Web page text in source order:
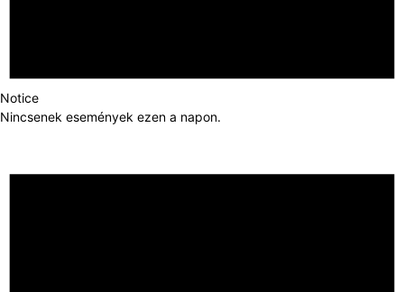
Notice
Nincsenek események ezen a napon.